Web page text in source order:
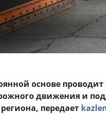
основе
движения и
передает